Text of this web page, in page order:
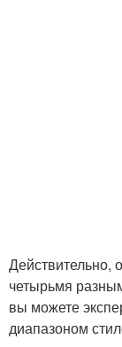
Действительно,
четырьмя
вы можете
диапазоном